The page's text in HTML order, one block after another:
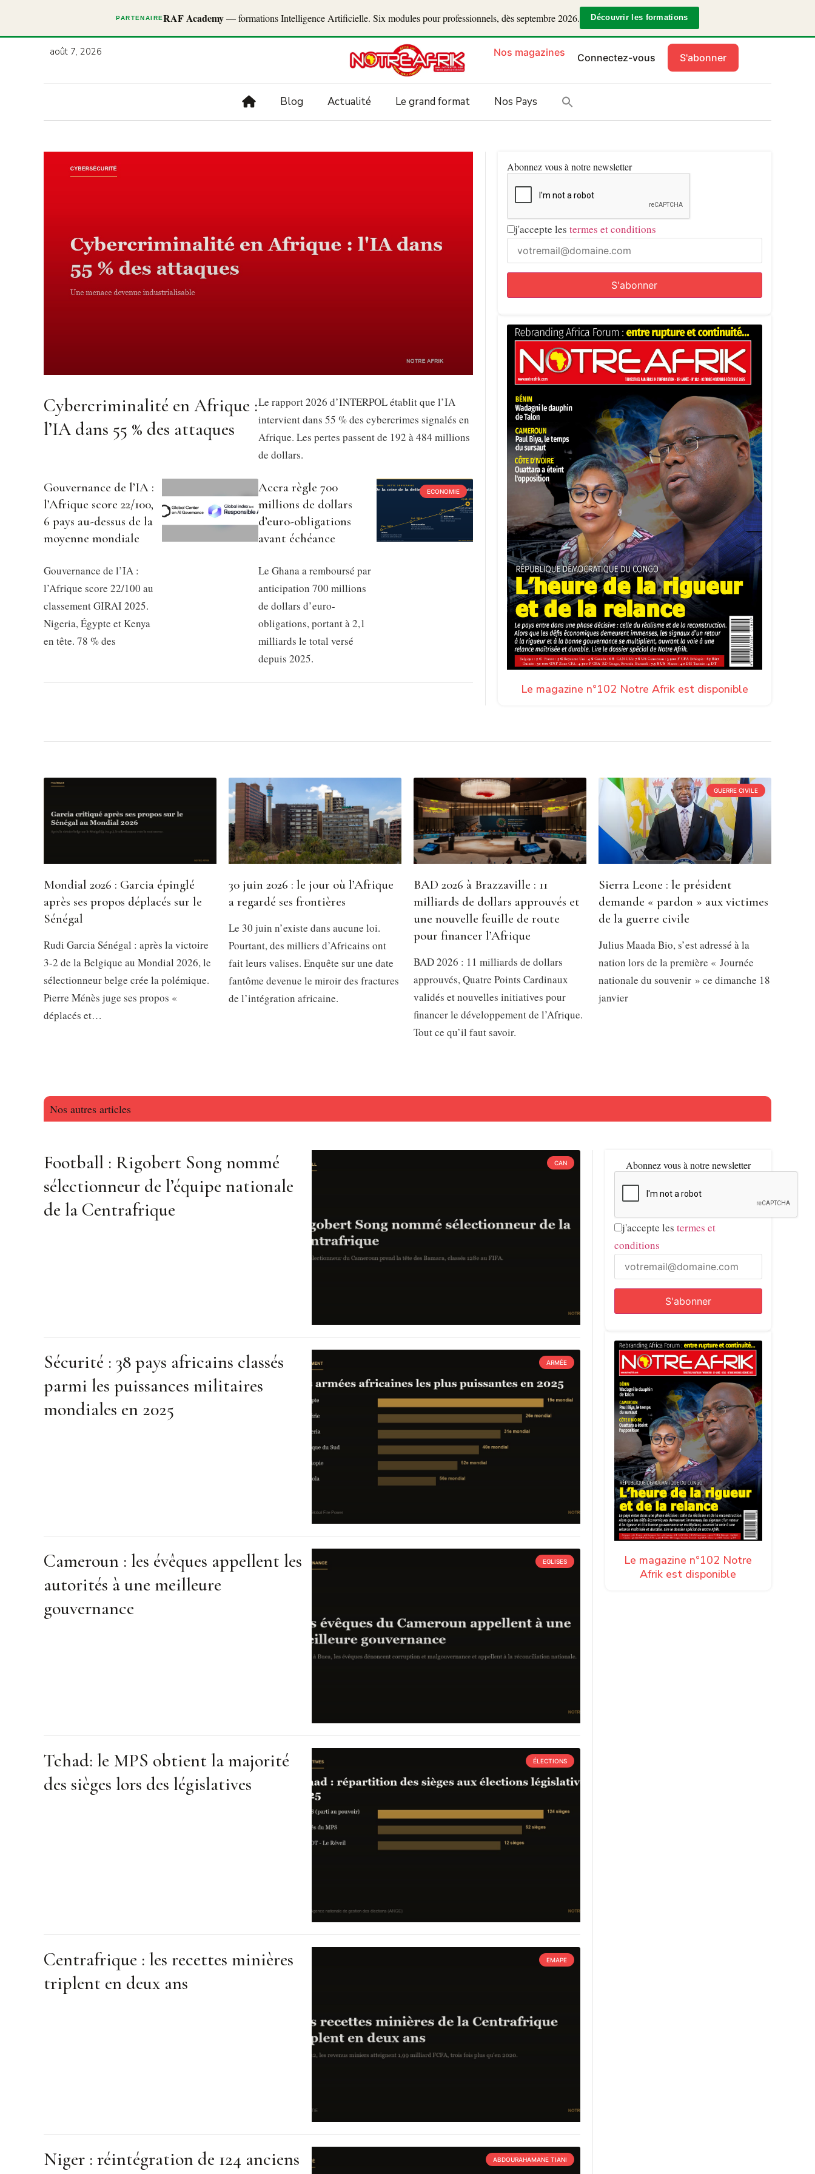
PARTENAIRERAF Academy— formations Intelligence Artificielle. Six modules pour professionnels, dès septembre 2026. Découvrir les formations
août 7, 2026 Nos magazines Connectez-vous S'abonner
Blog Actualité Le grand format Nos Pays
Cybercriminalité en Afrique :
l’IA dans 55 % des attaques
Le rapport 2026 d’INTERPOL établit que l’IA
intervient dans 55 % des cybercrimes signalés en
Afrique. Les pertes passent de 192 à 484 millions
de dollars.
Gouvernance de l’IA :
l’Afrique score 22/100,
6 pays au-dessus de la
moyenne mondiale
Gouvernance de l’IA :
l’Afrique score 22/100 au
classement GIRAI 2025.
Nigeria, Égypte et Kenya
en tête. 78 % des
ECONOMIE
Accra règle 700
millions de dollars
d’euro-obligations
avant échéance
Le Ghana a remboursé par
anticipation 700 millions
de dollars d’euro-
obligations, portant à 2,1
milliards le total versé
depuis 2025.
Abonnez vous à notre newsletter
j'accepte les termes et conditions
Le magazine n°102 Notre Afrik est disponible
Mondial 2026 : Garcia épinglé
après ses propos déplacés sur le
Sénégal
Rudi Garcia Sénégal : après la victoire
3-2 de la Belgique au Mondial 2026, le
sélectionneur belge crée la polémique.
Pierre Ménès juge ses propos «
déplacés et…
30 juin 2026 : le jour où l’Afrique
a regardé ses frontières
Le 30 juin n’existe dans aucune loi.
Pourtant, des milliers d’Africains ont
fait leurs valises. Enquête sur une date
fantôme devenue le miroir des fractures
de l’intégration africaine.
BAD 2026 à Brazzaville : 11
milliards de dollars approuvés et
une nouvelle feuille de route
pour financer l’Afrique
BAD 2026 : 11 milliards de dollars
approuvés, Quatre Points Cardinaux
validés et nouvelles initiatives pour
financer le développement de l’Afrique.
Tout ce qu’il faut savoir.
GUERRE CIVILE
Sierra Leone : le président
demande « pardon » aux victimes
de la guerre civile
Julius Maada Bio, s’est adressé à la
nation lors de la première « Journée
nationale du souvenir » ce dimanche 18
janvier
Nos autres articles
CAN
Football : Rigobert Song nommé
sélectionneur de l’équipe nationale
de la Centrafrique
ARMÉE
Sécurité : 38 pays africains classés
parmi les puissances militaires
mondiales en 2025
EGLISES
Cameroun : les évêques appellent les
autorités à une meilleure
gouvernance
ÉLECTIONS
Tchad: le MPS obtient la majorité
des sièges lors des législatives
EMAPE
Centrafrique : les recettes minières
triplent en deux ans
ABDOURAHAMANE TIANI
Niger : réintégration de 124 anciens
Abonnez vous à notre newsletter
j'accepte les termes et
conditions
Le magazine n°102 Notre
Afrik est disponible